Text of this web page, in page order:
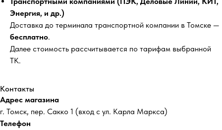
Энергия, и др.)
Доставка до терминала транспортной компании в Томске —
бесплатно.
Далее стоимость рассчитывается по тарифам выбранной
ТК.
Контакты
Адрес магазина
г. Томск, пер. Сакко 1 (вход с ул. Карла Маркса)
Телефон